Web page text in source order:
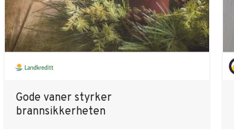
Gode vaner styrker
brannsikkerheten